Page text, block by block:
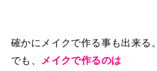
確かにメイクで作る事も出来る。
でも、
メイクで作るのは